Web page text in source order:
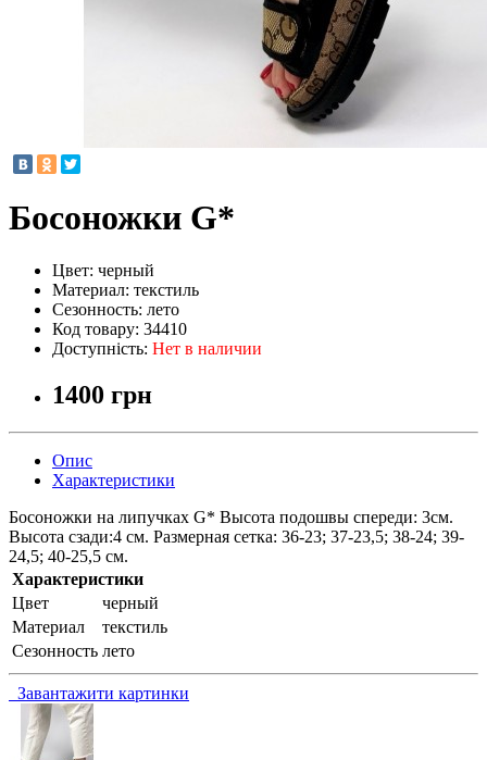
Босоножки G*
Цвет: черный
Материал: текстиль
Сезонность: лето
Код товару: 34410
Доступність: Нет в наличии
1400 грн
Опис
Характеристики
Босоножки на липучках G* Высота подошвы спереди: 3см.
Высота сзади:4 см. Размерная сетка: 36-23; 37-23,5; 38-24; 39-
24,5; 40-25,5 см.
Характеристики
Цвет
черный
Материал
текстиль
Сезонность лето
Завантажити картинки